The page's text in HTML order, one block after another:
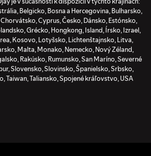
Belgicko, Bosna a Hercegovina, Bulharsko,
Cyprus, Česko, Dánsko, Estónsko,
Grécko, Hongkong, Island, Írsko, Izrael,
Kosovo, Lotyšsko, Lichtenštajnsko, Litva,
Malta, Monako, Nemecko, Nový Zéland,
Rakúsko, Rumunsko, San Maríno, Severné
Slovensko, Slovinsko, Španielsko, Srbsko,
Taiwan, Taliansko, Spojené kráľovstvo, USA